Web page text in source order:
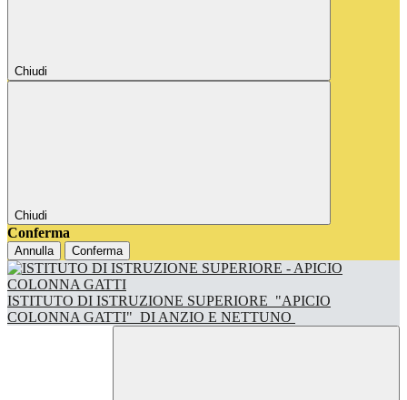
Chiudi
Chiudi
Conferma
Annulla Conferma
ISTITUTO DI ISTRUZIONE SUPERIORE "APICIO
COLONNA GATTI" DI ANZIO E NETTUNO